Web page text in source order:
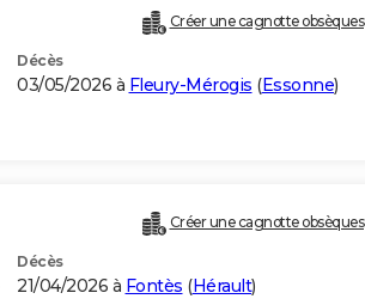
Créer une cagnotte obsèques
Décès
03/05/2026 à Fleury-Mérogis (Essonne)
Créer une cagnotte obsèques
Décès
21/04/2026 à Fontès (Hérault)